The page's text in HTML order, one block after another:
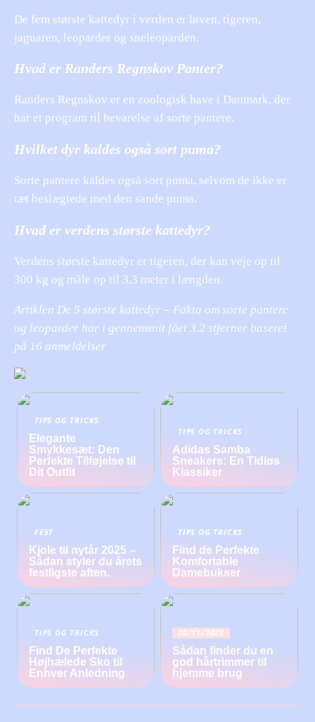
De fem største kattedyr i verden er løven, tigeren,
jaguaren, leoparder og sneleoparden.
Hvad er Randers Regnskov Panter?
Randers Regnskov er en zoologisk have i Danmark, der
har et program til bevarelse af sorte pantere.
Hvilket dyr kaldes også sort puma?
Sorte pantere kaldes også sort puma, selvom de ikke er
tæt beslægtede med den sande puma.
Hvad er verdens største kattedyr?
Verdens største kattedyr er tigeren, der kan veje op til
300 kg og måle op til 3,3 meter i længden.
Artiklen De 5 største kattedyr – Fakta om sorte pantere
og leoparder har i gennemsnit fået 3.2 stjerner baseret
på 16 anmeldelser
TIPS OG TRICKS
Elegante
Smykkesæt: Den
Perfekte Tilføjelse til
Dit Outfit
TIPS OG TRICKS
Adidas Samba
Sneakers: En Tidløs
Klassiker
FEST
Kjole til nytår 2025 –
Sådan styler du årets
festligste aften.
TIPS OG TRICKS
Find de Perfekte
Komfortable
Damebukser
TIPS OG TRICKS
Find De Perfekte
Højhælede Sko til
Enhver Anledning
20/11/2025
Sådan finder du en
god hårtrimmer til
hjemme brug